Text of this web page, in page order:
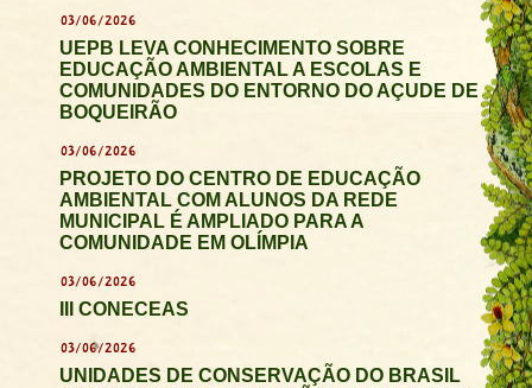
03/06/2026
UEPB LEVA CONHECIMENTO SOBRE
EDUCAÇÃO AMBIENTAL A ESCOLAS E
COMUNIDADES DO ENTORNO DO AÇUDE DE
BOQUEIRÃO
03/06/2026
PROJETO DO CENTRO DE EDUCAÇÃO
AMBIENTAL COM ALUNOS DA REDE
MUNICIPAL É AMPLIADO PARA A
COMUNIDADE EM OLÍMPIA
03/06/2026
III CONECEAS
03/06/2026
UNIDADES DE CONSERVAÇÃO DO BRASIL